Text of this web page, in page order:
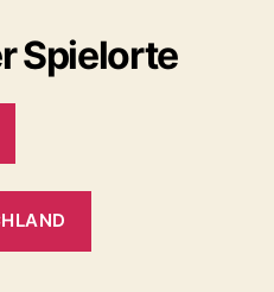
Spielorte